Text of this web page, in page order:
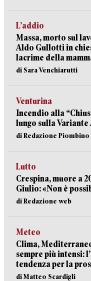
L’addio
Massa, morto sul
Aldo Gullotti in
lacrime della
di Sara Venchiarutti
Venturina
Incendio alla
lungo sulla
di Redazione Piombino
Lutto
Crespina, muore a
Giulio: «Non è
di Redazione web
Meteo
Clima,
sempre più intensi:
tendenza per la
di Matteo Scardigli